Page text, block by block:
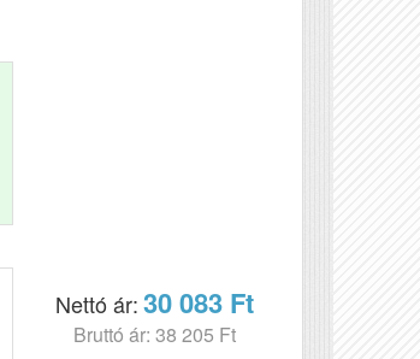
Nettó ár:30 083 Ft
Bruttó ár: 38 205 Ft